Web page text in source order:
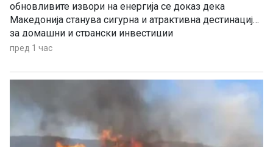
обновливите извори на енергија се доказ дека
Македонија станува сигурна и атрактивна дестинација
за домашни и странски инвестиции
пред 1 час